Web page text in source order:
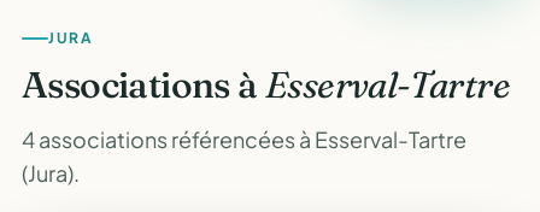
JURA
Associations àEsserval-Tartre
4 associations référencées à Esserval-Tartre
(Jura).